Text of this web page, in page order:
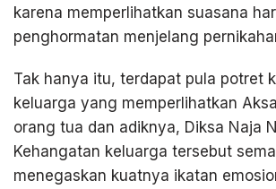
karena memperlihatkan suasana
penghormatan menjelang
Tak hanya itu, terdapat pula potret
keluarga yang memperlihatkan
orang tua dan adiknya, Diksa Naja
Kehangatan keluarga tersebut
menegaskan kuatnya ikatan